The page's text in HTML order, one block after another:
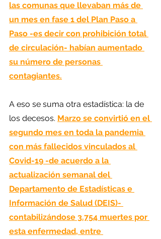
las comunas que llevaban más de
un mes en fase 1 del Plan Paso a
Paso -es decir con prohibición total
de circulación- habían aumentado
su número de personas
contagiantes.
A eso se suma otra estadística: la de
los decesos. Marzo se convirtió en el
segundo mes en toda la pandemia
con más fallecidos vinculados al
Covid-19 -de acuerdo a la
actualización semanal del
Departamento de Estadísticas e
Información de Salud (DEIS)-
contabilizándose 3.754 muertes por
esta enfermedad, entre